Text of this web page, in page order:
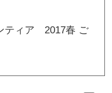
ティア 2017春 ご